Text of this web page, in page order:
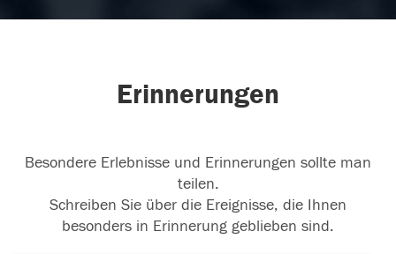
Erinnerungen
Besondere Erlebnisse und Erinnerungen sollte man
teilen.
Schreiben Sie über die Ereignisse, die Ihnen
besonders in Erinnerung geblieben sind.